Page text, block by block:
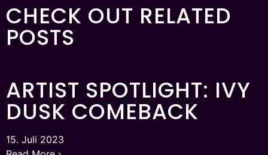
CHECK OUT RELATED
POSTS
ARTIST SPOTLIGHT: IVY
DUSK COMEBACK
15. Juli 2023